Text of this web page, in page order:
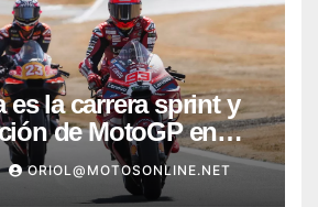
es la carrera sprint y
de MotoGP en
ORIOL@MOTOSONLINE.NET